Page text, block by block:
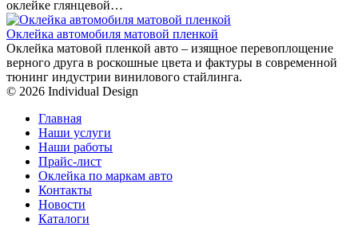
оклейке глянцевой…
Оклейка автомобиля матовой пленкой
Оклейка матовой пленкой авто – изящное перевоплощение
верного друга в роскошные цвета и фактуры в современной
тюнинг индустрии винилового стайлинга.
© 2026 Individual Design
Главная
Наши услуги
Наши работы
Прайс-лист
Оклейка по маркам авто
Контакты
Новости
Каталоги